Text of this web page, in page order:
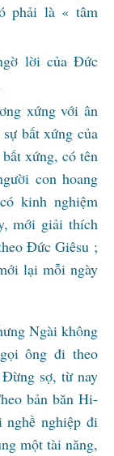
phải là « tâm
lời của Đức
xứng với ân
bất xứng của
xứng, có tên
con hoang
kinh nghiệm
mới giải thích
Đức Giêsu ;
lại mỗi ngày
Ngài không
ông đi theo
sợ, từ nay
bản băn Hi-
nghiệp đi
một tài năng,